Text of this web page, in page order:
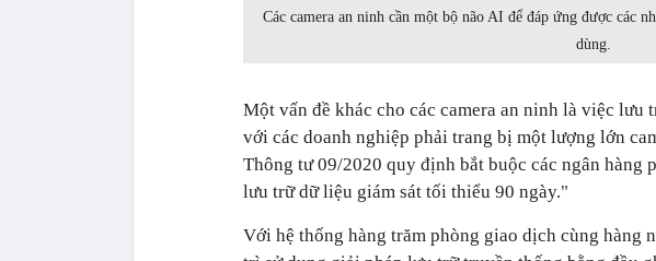
Các camera an ninh cần một bộ não AI để đáp ứng được các
dùng.
Một vấn đề khác cho các camera an ninh là việc lưu
với các doanh nghiệp phải trang bị một lượng lớn
Thông tư 09/2020 quy định bắt buộc các ngân hàng
lưu trữ dữ liệu giám sát tối thiểu 90 ngày."
Với hệ thống hàng trăm phòng giao dịch cùng hàng